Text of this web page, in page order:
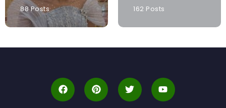
88 Posts
162 Posts